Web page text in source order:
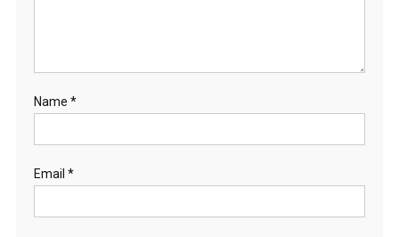
Name *
Email *